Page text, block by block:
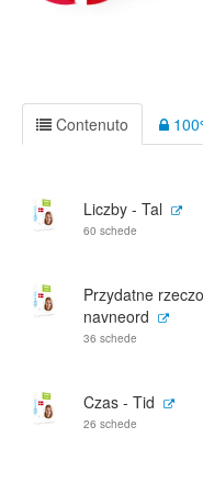
Contenuto
Liczby - Tal
60 schede
Przydatne
navneord
36 schede
Czas - Tid
26 schede